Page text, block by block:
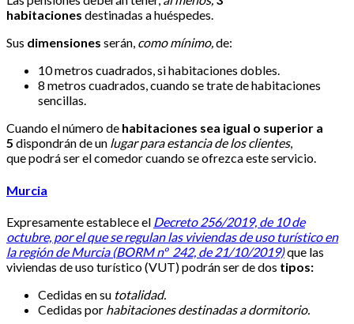
habitaciones destinadas a huéspedes.
Sus dimensiones serán, como mínimo,de:
10 metros cuadrados, si habitaciones dobles.
8 metros cuadrados, cuando se trate de habitaciones
sencillas.
Cuando el número de habitaciones sea igual o superior a
5 dispondrán de un lugar para estancia de los clientes,
que podrá ser el comedor cuando se ofrezca este servicio.
Murcia
Expresamente establece el Decreto 256/2019, de 10 de
octubre, por el que se regulan las viviendas de uso turístico en
la región de Murcia (BORM nº 242, de 21/10/2019)que las
viviendas de uso turístico (VUT) podrán ser de dos tipos:
Cedidas en su totalidad.
Cedidas por habitaciones destinadas a dormitorio.